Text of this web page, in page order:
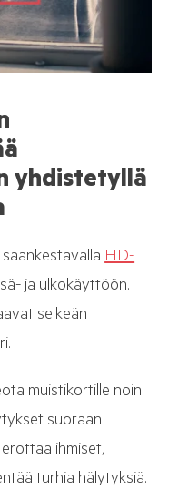
yhdistetyllä
säänkestävälläHD-
ja ulkokäyttöön.
selkeän
muistikortille noin
suoraan
ihmiset,
turhia hälytyksiä.